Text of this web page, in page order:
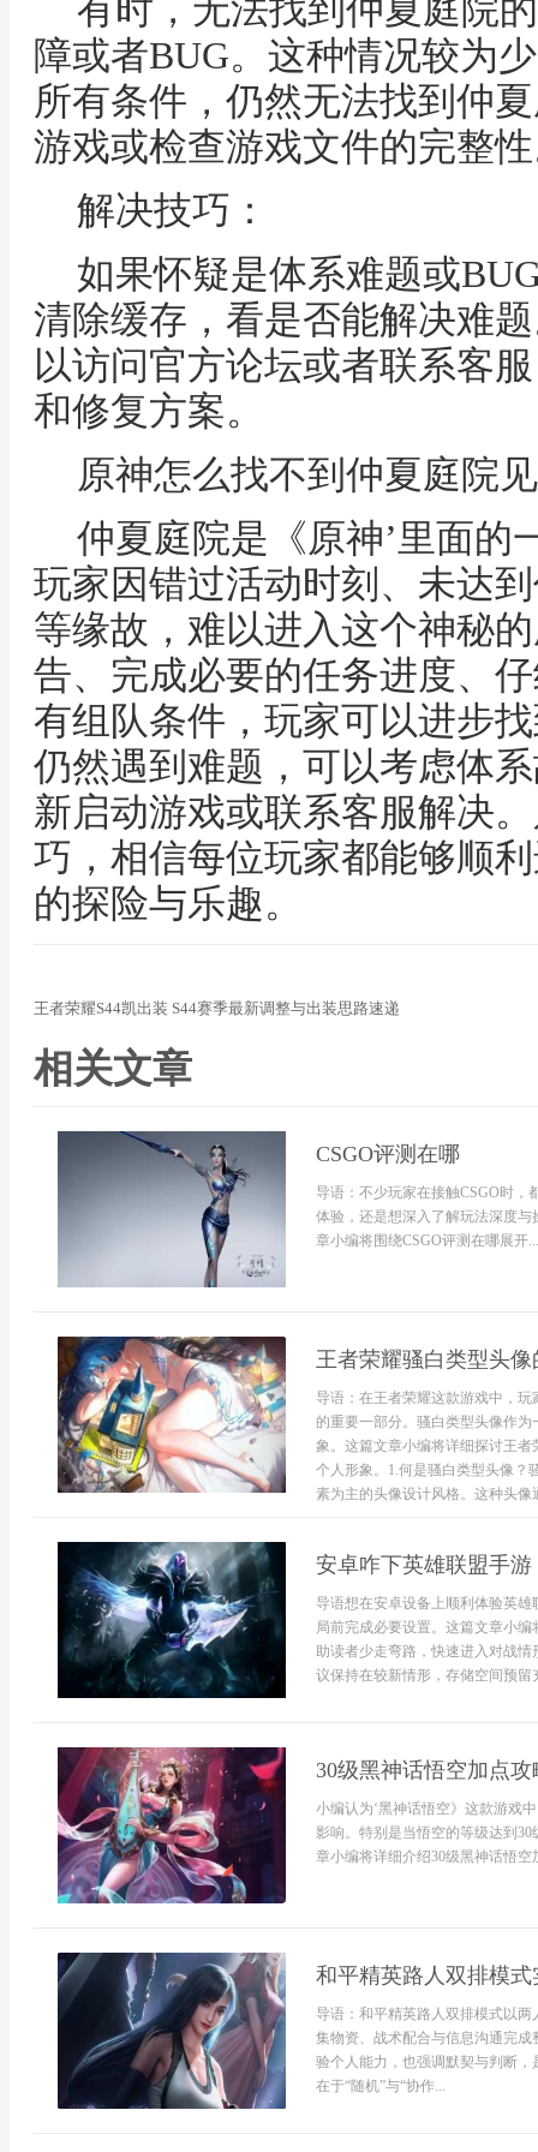
有时，无法找到仲夏庭院
障或者BUG。这种情况较为
所有条件，仍然无法找到仲
游戏或检查游戏文件的完整
解决技巧：
如果怀疑是体系难题或
清除缓存，看是否能解决难
以访问官方论坛或者联系客
和修复方案。
原神怎么找不到仲夏庭院
仲夏庭院是《原神’里面的
玩家因错过活动时刻、未达
等缘故，难以进入这个神秘
告、完成必要的任务进度、
有组队条件，玩家可以进步
仍然遇到难题，可以考虑体
新启动游戏或联系客服解决
巧，相信每位玩家都能够顺
的探险与乐趣。
王者荣耀S44凯出装 S44赛季最新调整与出装思路速递
相关文章
CSGO评测在哪
导语：不少玩家在接触CSGO时
体验，还是想深入了解玩法深度
章小编将围绕CSGO评测在哪展开...
王者荣耀骚白类型头
导语：在王者荣耀这款游戏中，
的重要一部分。骚白类型头像作
象。这篇文章小编将详细探讨王
个人形象。1.何是骚白类型头像？
素为主的头像设计风格。这种头像
安卓咋下英雄联盟手游
导语想在安卓设备上顺利体验英
局前完成必要设置。这篇文章小
助读者少走弯路，快速进入对战
议保持在较新情形，存储空间预
30级黑神话悟空加点
小编认为‘黑神话悟空》这款游戏
影响。特别是当悟空的等级达到
章小编将详细介绍30级黑神话悟
和平精英路人双排模
导语：和平精英路人双排模式以
集物资、战术配合与信息沟通完
验个人能力，也强调默契与判断
在于“随机”与“协作...